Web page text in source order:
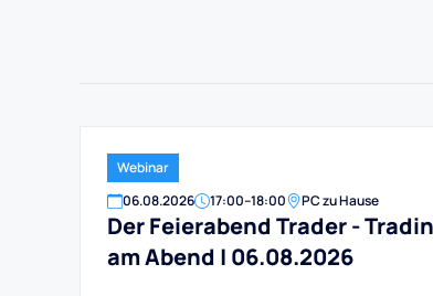
Webinar
06.08.2026 17:00–18:00 PC zu Hause
Der Feierabend Trader -
am Abend | 06.08.2026